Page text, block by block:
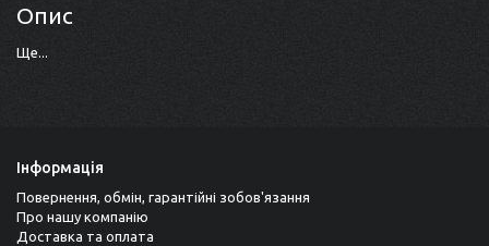
Опис
Ще...
Інформація
Повернення, обмін, гарантійні зобов'язання
Про нашу компанію
Доставка та оплата